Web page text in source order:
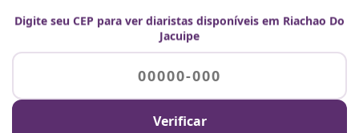
Digite seu CEP para ver diaristas disponíveis em Riachao Do
Jacuipe
Verificar